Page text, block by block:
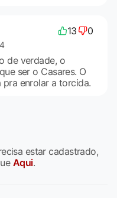
13 0
de verdade, o
ser o Casares. O
enrolar a torcida.
estar cadastrado,
Aqui.